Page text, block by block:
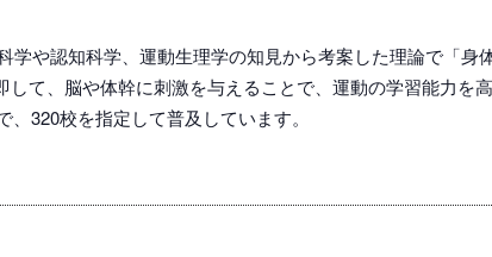
学や認知科学、運動生理学の知見から考案した理論で「身
て、脳や体幹に刺激を与えることで、運動の学習能力を
320校を指定して普及しています。